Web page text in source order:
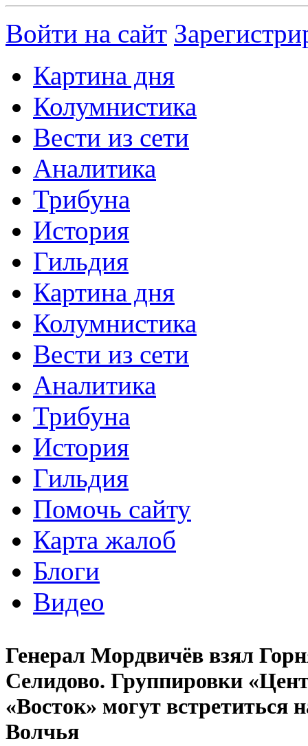
Войти на сайт
Картина дня
Колумнистика
Вести из сети
Аналитика
Трибуна
История
Гильдия
Картина дня
Колумнистика
Вести из сети
Аналитика
Трибуна
История
Гильдия
Помочь сайту
Карта жалоб
Блоги
Видео
Генерал Мордвичёв взял
Селидово. Группировки
«Восток» могут встретиться
Волчья